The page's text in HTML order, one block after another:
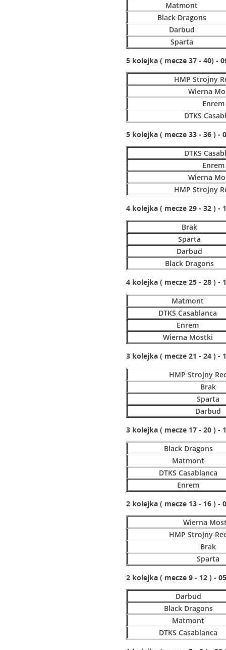
Matmont
Black Dragons
Darbud
Sparta
5 kolejka ( mecze 37 - 40) -
HMP Strojny
Wierna
Enrem
DTKS
5 kolejka ( mecze 33 - 36 ) -
DTKS
Enrem
Wierna
HMP Strojny
4 kolejka ( mecze 29 - 32 ) -
Brak
Sparta
Darbud
Black Dragons
4 kolejka ( mecze 25 - 28 ) -
Matmont
DTKS Casablanca
Enrem
Wierna Mostki
3 kolejka ( mecze 21 - 24 ) -
HMP Strojny
Brak
Sparta
Darbud
3 kolejka ( mecze 17 - 20 ) -
Black Dragons
Matmont
DTKS Casablanca
Enrem
2 kolejka ( mecze 13 - 16 ) -
Wierna
HMP Strojny
Brak
Sparta
2 kolejka ( mecze 9 - 12 ) -
Darbud
Black Dragons
Matmont
DTKS Casablanca